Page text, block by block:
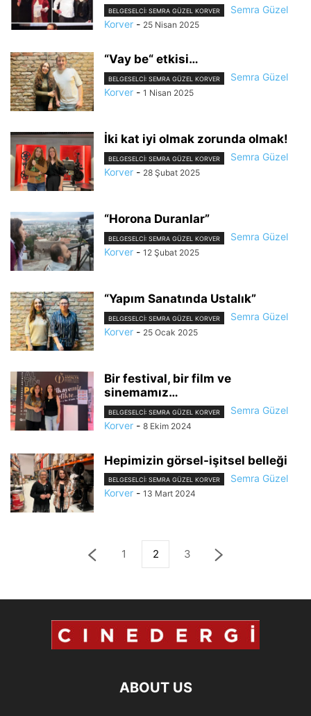
BELGESELCI: SEMRA GÜZEL KORVER
Semra Güzel
Korver - 25 Nisan 2025
“Vay be“ etkisi…
BELGESELCI: SEMRA GÜZEL KORVER
Semra Güzel
Korver - 1 Nisan 2025
İki kat iyi olmak zorunda olmak!
BELGESELCI: SEMRA GÜZEL KORVER
Semra Güzel
Korver - 28 Şubat 2025
“Horona Duranlar”
BELGESELCI: SEMRA GÜZEL KORVER
Semra Güzel
Korver - 12 Şubat 2025
“Yapım Sanatında Ustalık”
BELGESELCI: SEMRA GÜZEL KORVER
Semra Güzel
Korver - 25 Ocak 2025
Bir festival, bir film ve
sinemamız…
BELGESELCI: SEMRA GÜZEL KORVER
Semra Güzel
Korver - 8 Ekim 2024
Hepimizin görsel-işitsel belleği
BELGESELCI: SEMRA GÜZEL KORVER
Semra Güzel
Korver - 13 Mart 2024
1 2 3
ABOUT US